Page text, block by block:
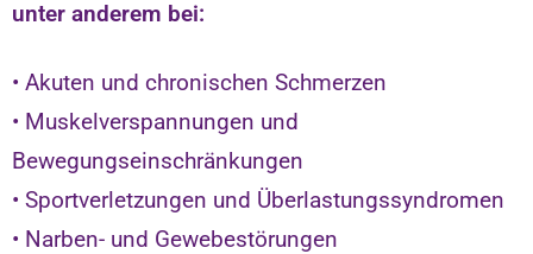
unter anderem bei:
• Akuten und chronischen Schmerzen
• Muskelverspannungen und
Bewegungseinschränkungen
• Sportverletzungen und Überlastungssyndromen
• Narben- und Gewebestörungen